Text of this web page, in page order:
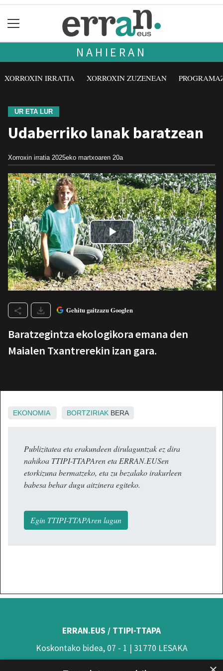
NAHIERAN
XORROXIN IRRATIA XORROXIN ZUZENEAN
UR ETA LUR
Udaberriko lanak baratzean
Xorroxin irratia 2025eko martxoaren 20a
Gehitu gaitzazu Googlen
Baratzegintza ekologikora emana den
Maialen Txantrerekin izan gara.
EKONOMIA BORTZIRIAK BERA
Publizitatea eta erakundeen dirulaguntzak ez dira
nahikoa TTIPI-TTAPAren eta ERRAN.EUSen
etorkizuna bermatzeko, eta zu bezalako irakurleen
babesa behar dugu aitzinera egiteko.
Egin TTIPI-TTAPAren lagun
ERRAN.EUS / TTIPI-TTAPA
Koskontako bidea, 07 - 1 | 31770 LESAKA